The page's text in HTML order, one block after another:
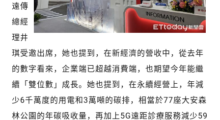
遠傳
總經
理井
琪受邀出席，她也提到，在新經濟的營收中，從去年
的數字看來，企業端已超越消費端，也期望今年能繼
續「雙位數」成長。她也提到，在永續經營上，年減
少6千萬度的用電和3萬噸的碳排，相當於77座大安森
林公園的年碳吸收量，再加上5G遠距診療服務減少59